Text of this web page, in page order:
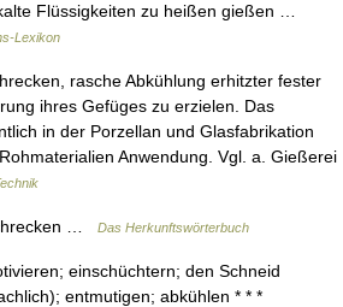
Flüssigkeiten zu heißen gießen …
Lexikon
rasche Abkühlung erhitzter fester
ihres Gefüges zu erzielen. Das
in der Porzellan und Glasfabrikation
Anwendung. Vgl. a. Gießerei
… Das Herkunftswörterbuch
einschüchtern; den Schneid
entmutigen; abkühlen * * *